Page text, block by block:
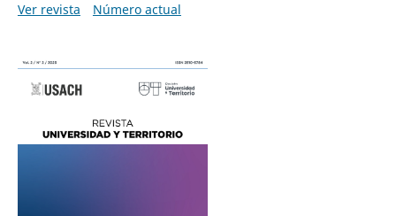
Ver revista
Número actual